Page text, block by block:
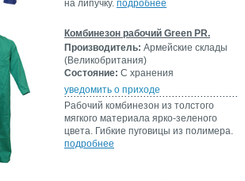
на липучку. подробнее
Комбинезон рабочий Green PR.
Производитель: Армейские склады
(Великобритания)
Состояние: С хранения
уведомить о приходе
Рабочий комбинезон из толстого
мягкого материала ярко-зеленого
цвета. Гибкие пуговицы из полимера.
подробнее